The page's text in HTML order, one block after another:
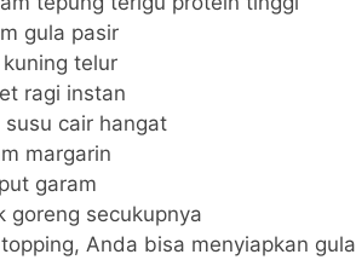
gula pasir
telur
ragi instan
susu cair hangat
margarin
garam
goreng secukupnya
Anda bisa menyiapkan